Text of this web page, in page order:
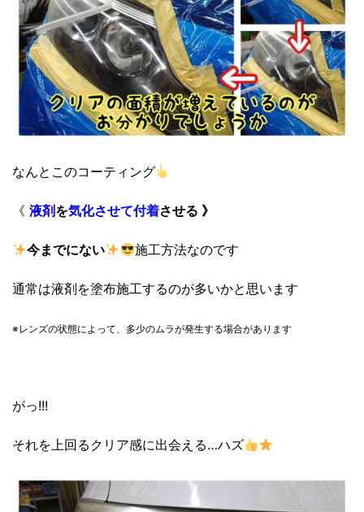
なんとこのコーティング
《 液剤 を気化させて付着させる 》
今までにない 施工方法なのです
通常は液剤を塗布施工するのが多いかと思います
※レンズの状態によって、 多少のムラが発生する場合があります
がっ!!!
それを上回るクリア感に出会える…ハズ